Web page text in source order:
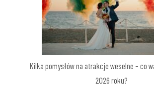
Kilka pomysłów na atrakcje weselne – co
2026 roku?